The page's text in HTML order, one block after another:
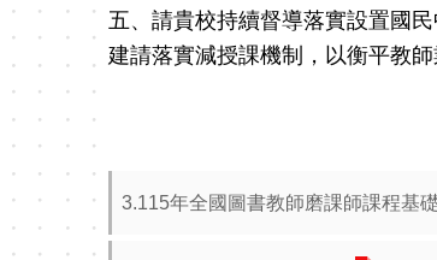
五、請貴校持續督導落實設置國
建請落實減授課機制，以衡平教師
3.115年全國圖書教師磨課師課程基